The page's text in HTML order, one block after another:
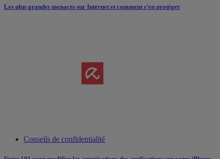
Les plus grandes menaces sur Internet et comment s’en protéger
Conseils de confidentialité